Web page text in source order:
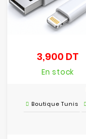
3,900 DT
En stock
Boutique Tunis